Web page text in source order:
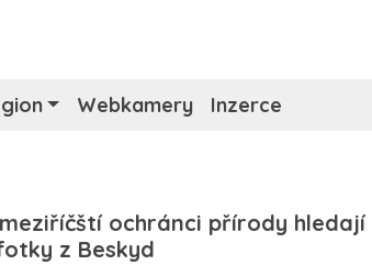
Webkamery Inzerce
ochránci přírody hledají
z Beskyd